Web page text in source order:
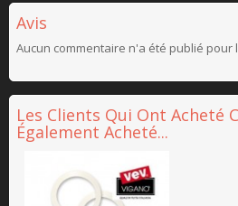
Avis
Aucun commentaire n'a été publié pour
Les Clients Qui Ont Acheté
Également Acheté...